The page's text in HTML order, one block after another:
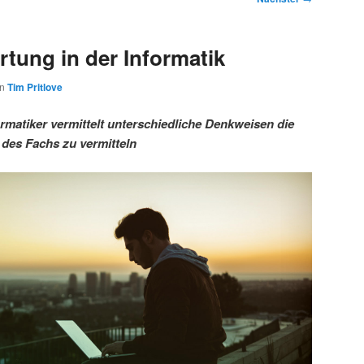
in der Informatik
Tim Pritlove
vermittelt unterschiedliche Denkweisen die
Fachs zu vermitteln